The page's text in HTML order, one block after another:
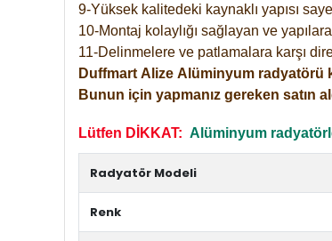
9-Yüksek kalitedeki kaynaklı yapısı
10-Montaj kolaylığı sağlayan ve
11-Delinmelere ve patlamalara karşı
Duffmart Alize Alüminyum radyatörü
Bunun için yapmanız gereken satın
Lütfen DİKKAT: Alüminyum
Radyatör Modeli
Renk